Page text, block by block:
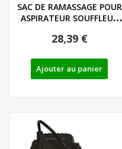
SAC DE RAMASSAGE POUR
ASPIRATEUR SOUFFLEUR
28,39 €
Ajouter au panier